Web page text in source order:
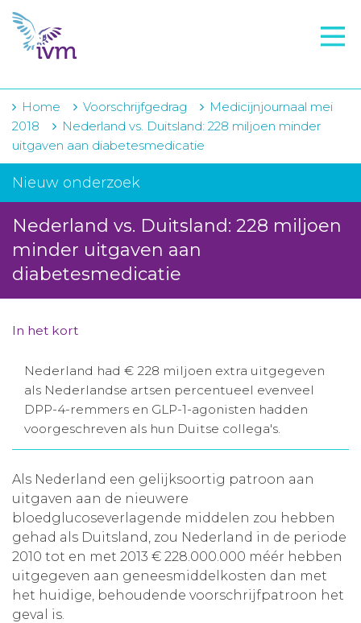
VMI
FTO voorbereiding
IVM-academie
Zorginstellingen
Projecten
Over IVM
Actueel
Aanmelden nieuwsbrief
Inloggen
Toegang leeromgeving
Home Voorschrijfgedrag
Medicijnjournaal mei
2018
Nederland vs. Duitsland: 228 miljoen minder
uitgaven aan diabetesmedicatie
Nieuw onderzoek
Nederland vs. Duitsland: 228 miljoen
minder uitgaven aan
diabetesmedicatie
In het kort
Nederland had € 228 miljoen extra uitgegeven
als Nederlandse artsen percentueel evenveel
DPP-4-remmers en GLP-1-agonisten hadden
voorgeschreven als hun Duitse collega's.
Als Nederland een gelijksoortig patroon aan
uitgaven aan de nieuwere
bloedglucoseverlagende middelen zou hebben
gehad als Duitsland, zou Nederland in de periode
2010 tot en met 2013 € 228.000.000 méér hebben
uitgegeven aan geneesmiddelkosten dan met
het huidige, behoudende voorschrijfpatroon het
geval is.